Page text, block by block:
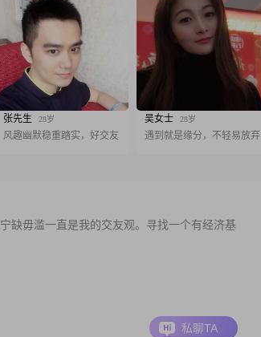
张先生 28岁
风趣幽默稳重踏实，好交友
吴女士 28岁
遇到就是缘分，不轻易放弃
缺毋滥一直是我的交友观。寻找一个有经济基
私聊TA